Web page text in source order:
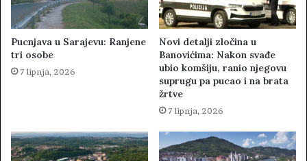
Pucnjava u Sarajevu: Ranjene
tri osobe
7 lipnja, 2026
Novi detalji zločina u
Banovićima: Nakon svađe
ubio komšiju, ranio njegovu
suprugu pa pucao i na brata
žrtve
7 lipnja, 2026